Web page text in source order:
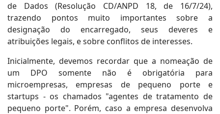
de Dados (Resolução CD/ANPD 18, de 16/7/24),
trazendo pontos muito importantes sobre a
designação do encarregado, seus deveres e
atribuições legais, e sobre conflitos de interesses.
Inicialmente, devemos recordar que a nomeação de
um DPO somente não é obrigatória para
microempresas, empresas de pequeno porte e
startups - os chamados "agentes de tratamento de
pequeno porte". Porém, caso a empresa desenvolva